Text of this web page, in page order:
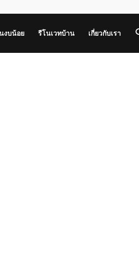
งบน้อย รีโนเวทบ้าน เกี่ยวกับเรา